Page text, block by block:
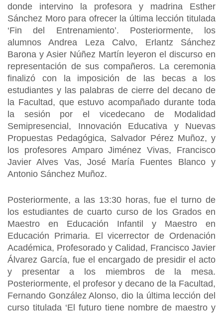
donde intervino la profesora y madrina Esther
Sánchez Moro para ofrecer la última lección titulada
‘Fin del Entrenamiento’. Posteriormente, los
alumnos Andrea Leza Calvo, Erlantz Sánchez
Barona y Asier Núñez Martín leyeron el discurso en
representación de sus compañeros. La ceremonia
finalizó con la imposición de las becas a los
estudiantes y las palabras de cierre del decano de
la Facultad, que estuvo acompañado durante toda
la sesión por el vicedecano de Modalidad
Semipresencial, Innovación Educativa y Nuevas
Propuestas Pedagógica, Salvador Pérez Muñoz, y
los profesores Amparo Jiménez Vivas, Francisco
Javier Alves Vas, José María Fuentes Blanco y
Antonio Sánchez Muñoz.
Posteriormente, a las 13:30 horas, fue el turno de
los estudiantes de cuarto curso de los Grados en
Maestro en Educación Infantil y Maestro en
Educación Primaria. El vicerrector de Ordenación
Académica, Profesorado y Calidad, Francisco Javier
Álvarez García, fue el encargado de presidir el acto
y presentar a los miembros de la mesa.
Posteriormente, el profesor y decano de la Facultad,
Fernando González Alonso, dio la última lección del
curso titulada ‘El futuro tiene nombre de maestro y